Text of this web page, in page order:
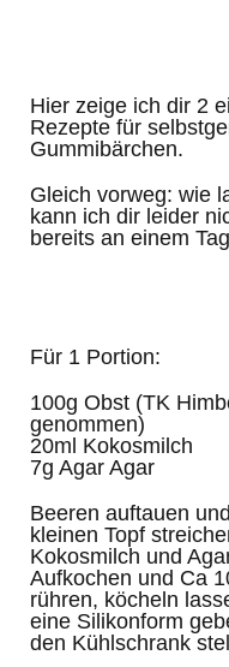
Hier zeige ich dir 2
Rezepte für
Gummibärchen.
Gleich vorweg: wie
kann ich dir leider
bereits an einem
Für 1 Portion:
100g Obst (TK
genommen)
20ml Kokosmilch
7g Agar Agar
Beeren auftauen
kleinen Topf
Kokosmilch und
Aufkochen und Ca
rühren, köcheln
eine Silikonform
den Kühlschrank